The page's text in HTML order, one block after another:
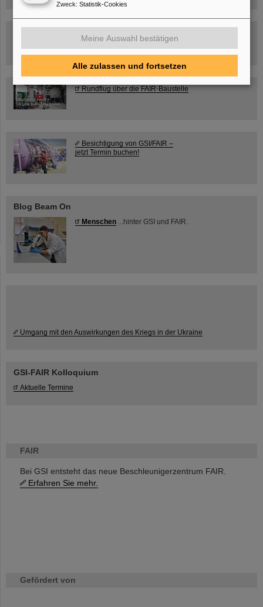
FAIR
Bei GSI entsteht das neue Beschleunigerzentrum FAIR.
Erfahren Sie mehr.
Gefördert von
Beschleunigeranlage
Rundflug über die FAIR-Baustelle
Besichtigung von GSI/FAIR –
jetzt Termin buchen!
Blog Beam On
Menschen ...hinter GSI und FAIR.
Umgang mit den Auswirkungen des Kriegs in der Ukraine
GSI-FAIR Kolloquium
Aktuelle Termine
Zweck: Statistik-Cookies
Meine Auswahl bestätigen
Alle zulassen und fortsetzen